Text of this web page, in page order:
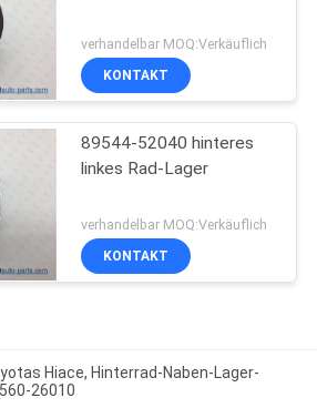
verhandelbar MOQ:Verkäuflich
KONTAKT
89544-52040 hinteres
linkes Rad-Lager
verhandelbar MOQ:Verkäuflich
KONTAKT
Hiace, Hinterrad-Naben-Lager-
26010